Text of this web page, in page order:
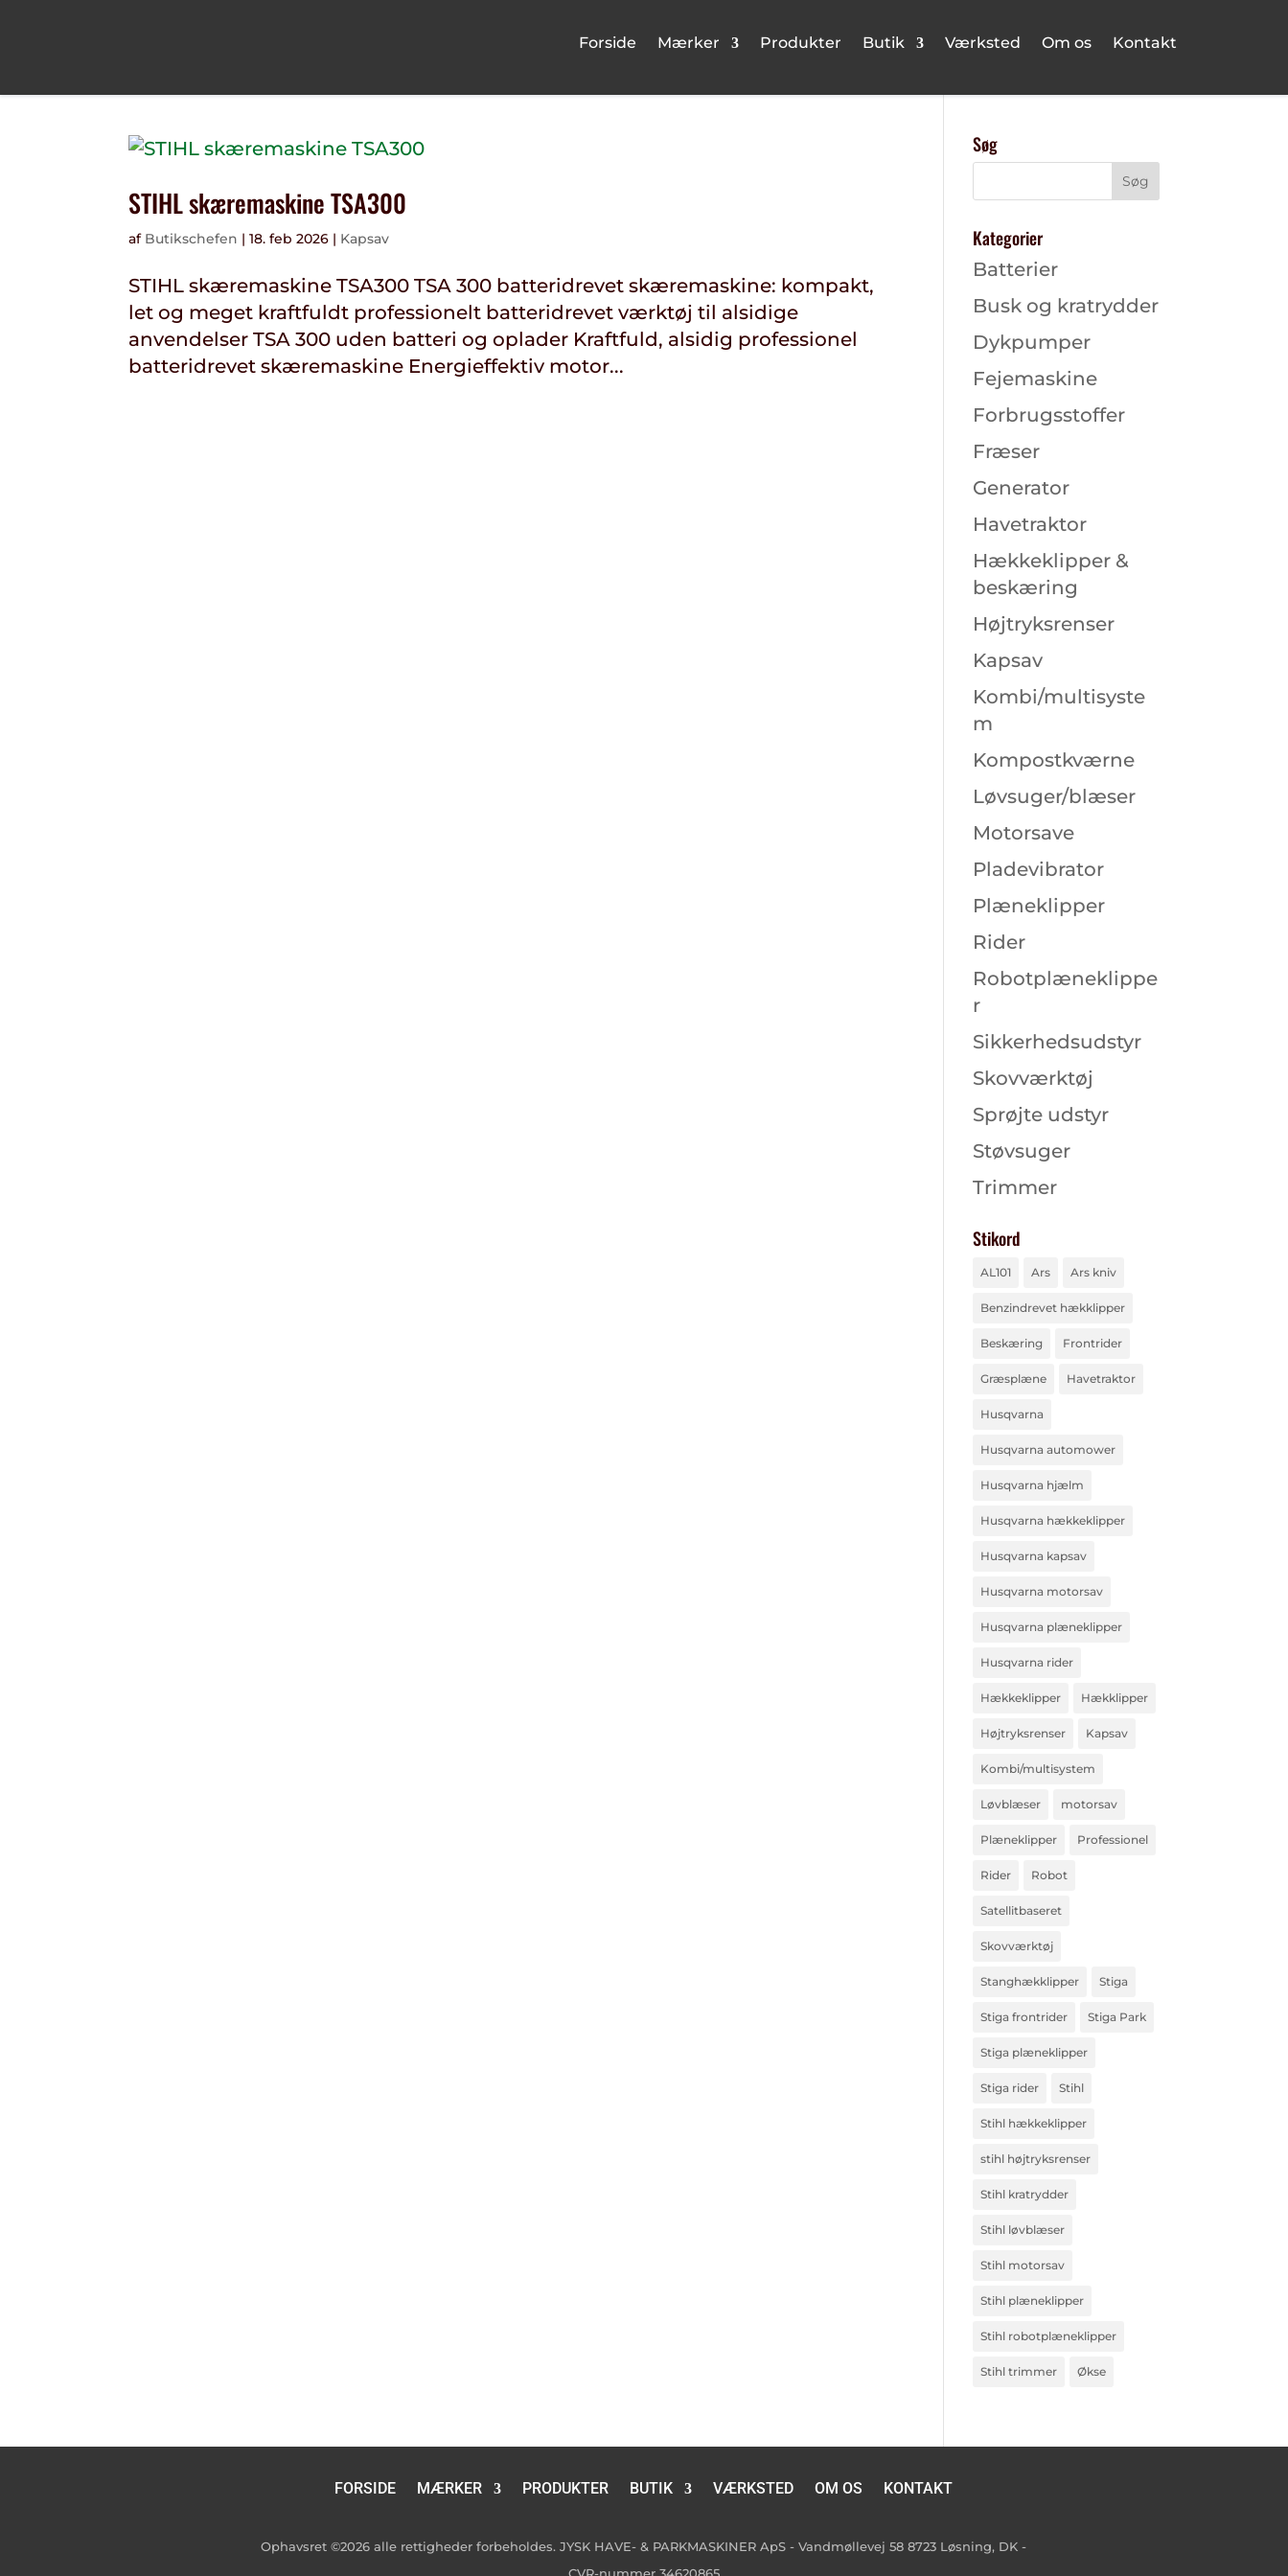
Forside Mærker Produkter Butik Værksted Om os Kontakt
STIHL skæremaskine TSA300
af Butikschefen |18. feb 2026 | Kapsav
STIHL skæremaskine TSA300 TSA 300 batteridrevet skæremaskine: kompakt,
let og meget kraftfuldt professionelt batteridrevet værktøj til alsidige
anvendelser TSA 300 uden batteri og oplader Kraftfuld, alsidig professionel
batteridrevet skæremaskine Energieffektiv motor...
Søg
Kategorier
Batterier
Busk og kratrydder
Dykpumper
Fejemaskine
Forbrugsstoffer
Fræser
Generator
Havetraktor
Hækkeklipper &
beskæring
Højtryksrenser
Kapsav
Kombi/multisyste
m
Kompostkværne
Løvsuger/blæser
Motorsave
Pladevibrator
Plæneklipper
Rider
Robotplæneklippe
r
Sikkerhedsudstyr
Skovværktøj
Sprøjte udstyr
Støvsuger
Trimmer
Stikord
AL101 Ars Ars kniv
Benzindrevet hækklipper
Beskæring Frontrider
Græsplæne Havetraktor
Husqvarna
Husqvarna automower
Husqvarna hjælm
Husqvarna hækkeklipper
Husqvarna kapsav
Husqvarna motorsav
Husqvarna plæneklipper
Husqvarna rider
Hækkeklipper Hækklipper
Højtryksrenser Kapsav
Kombi/multisystem
Løvblæser motorsav
Plæneklipper Professionel
Rider Robot
Satellitbaseret
Skovværktøj
Stanghækklipper Stiga
Stiga frontrider Stiga Park
Stiga plæneklipper
Stiga rider Stihl
Stihl hækkeklipper
stihl højtryksrenser
Stihl kratrydder
Stihl løvblæser
Stihl motorsav
Stihl plæneklipper
Stihl robotplæneklipper
Stihl trimmer Økse
FORSIDE MÆRKER PRODUKTER BUTIK VÆRKSTED OM OS KONTAKT
Ophavsret ©2026 alle rettigheder forbeholdes. JYSK HAVE- & PARKMASKINER ApS - Vandmøllevej 58 8723 Løsning, DK -